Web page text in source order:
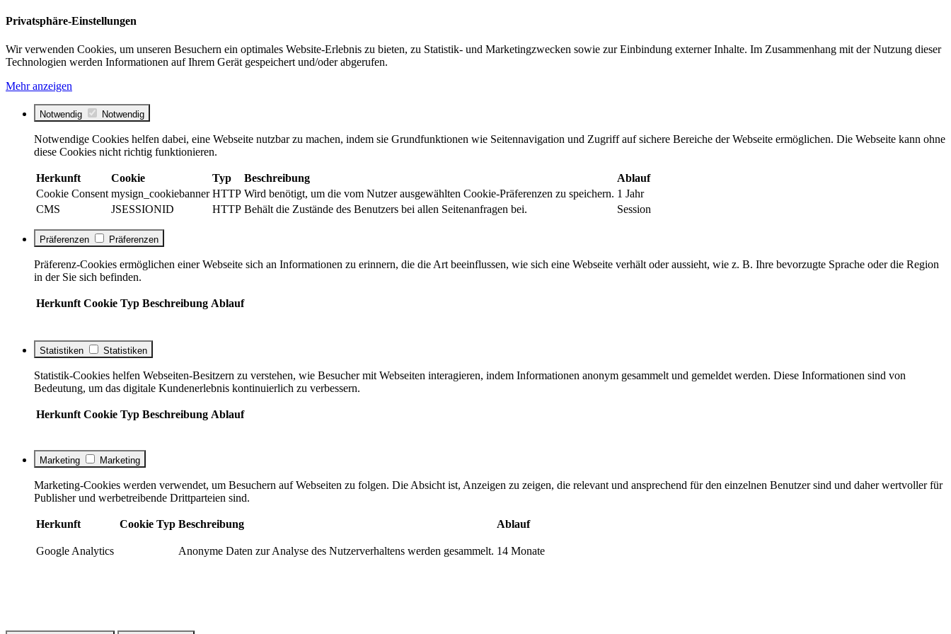
Privatsphäre-Einstellungen
Wir verwenden Cookies, um unseren Besuchern ein optimales Website-Erlebnis zu bieten, zu Statistik- und Marketingzwecken sowie zur Einbindung externer Inhalte. Im Zusammenhang mit der Nutzung dieser
Technologien werden Informationen auf Ihrem Gerät gespeichert und/oder abgerufen.
Mehr anzeigen
Notwendig Notwendig
Notwendige Cookies helfen dabei, eine Webseite nutzbar zu machen, indem sie Grundfunktionen wie Seitennavigation und Zugriff auf sichere Bereiche der Webseite ermöglichen. Die Webseite kann ohne
diese Cookies nicht richtig funktionieren.
Herkunft Cookie Typ Beschreibung
Ablauf
Cookie Consent mysign_cookiebanner HTTP Wird benötigt, um die vom Nutzer ausgewählten Cookie-Präferenzen zu speichern. 1 Jahr
CMS
JSESSIONID HTTP Behält die Zustände des Benutzers bei allen Seitenanfragen bei. Session
Präferenzen Präferenzen
Präferenz-Cookies ermöglichen einer Webseite sich an Informationen zu erinnern, die die Art beeinflussen, wie sich eine Webseite verhält oder aussieht, wie z. B. Ihre bevorzugte Sprache oder die Region
in der Sie sich befinden.
Herkunft Cookie Typ Beschreibung Ablauf
Statistiken Statistiken
Statistik-Cookies helfen Webseiten-Besitzern zu verstehen, wie Besucher mit Webseiten interagieren, indem Informationen anonym gesammelt und gemeldet werden. Diese Informationen sind von
Bedeutung, um das digitale Kundenerlebnis kontinuierlich zu verbessern.
Herkunft Cookie Typ Beschreibung Ablauf
Marketing Marketing
Marketing-Cookies werden verwendet, um Besuchern auf Webseiten zu folgen. Die Absicht ist, Anzeigen zu zeigen, die relevant und ansprechend für den einzelnen Benutzer sind und daher wertvoller für
Publisher und werbetreibende Drittparteien sind.
Herkunft Cookie Typ Beschreibung Ablauf
Google Analytics Anonyme Daten zur Analyse des Nutzerverhaltens werden gesammelt. 14 Monate